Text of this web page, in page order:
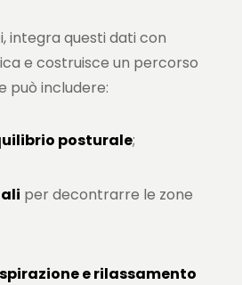
integra questi dati con
e costruisce un percorso
può includere:
posturale;
per decontrarre le zone
e rilassamento